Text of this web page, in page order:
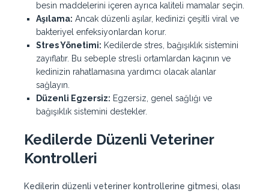
besin maddelerini içeren ayrıca kaliteli mamalar seçin.
Aşılama: Ancak düzenli aşılar, kedinizi çeşitli viral ve
bakteriyel enfeksiyonlardan korur.
Stres Yönetimi: Kedilerde stres, bağışıklık sistemini
zayıflatır. Bu sebeple stresli ortamlardan kaçının ve
kedinizin rahatlamasına yardımcı olacak alanlar
sağlayın.
Düzenli Egzersiz: Egzersiz, genel sağlığı ve
bağışıklık sistemini destekler.
Kedilerde Düzenli Veteriner
Kontrolleri
Kedilerin düzenli veteriner kontrollerine gitmesi, olası